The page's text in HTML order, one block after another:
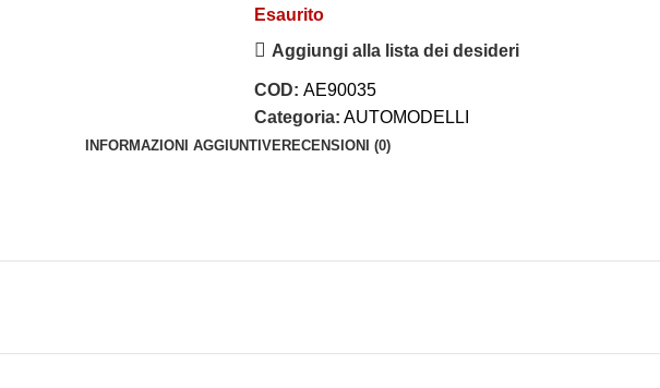
Esaurito
Aggiungi alla lista dei desideri
COD: AE90035
Categoria: AUTOMODELLI
INFORMAZIONI AGGIUNTIVERECENSIONI (0)